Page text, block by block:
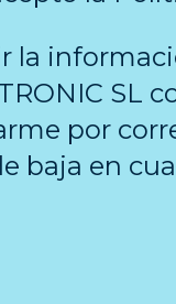
la
SL
por
baja en